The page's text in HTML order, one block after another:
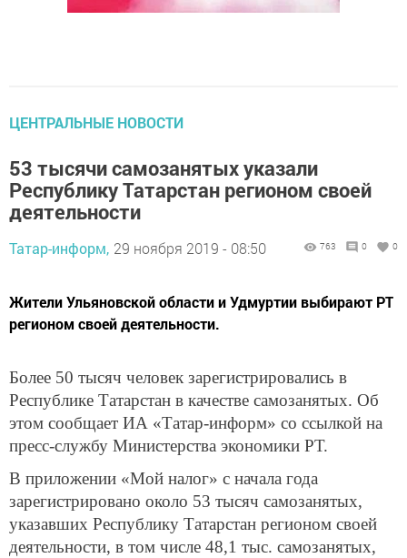
ЦЕНТРАЛЬНЫЕ НОВОСТИ
53 тысячи самозанятых указали
Республику Татарстан регионом своей
деятельности
Татар-информ, 29 ноября 2019 - 08:50 763 0 0
Жители Ульяновской области и Удмуртии выбирают РТ
регионом своей деятельности.
Более 50 тысяч человек зарегистрировались в
Республике Татарстан в качестве самозанятых. Об
этом сообщает ИА «Татар-информ» со ссылкой на
пресс-службу Министерства экономики РТ.
В приложении «Мой налог» с начала года
зарегистрировано около 53 тысяч самозанятых,
указавших Республику Татарстан регионом своей
деятельности, в том числе 48,1 тыс. самозанятых,